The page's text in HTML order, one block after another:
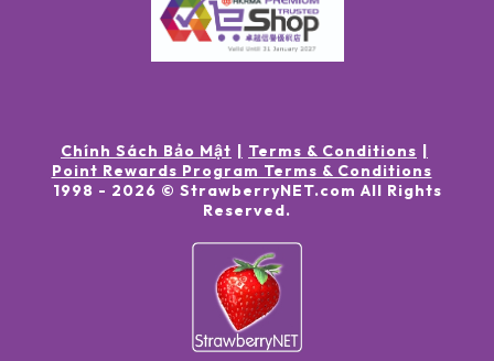
Chính Sách Bảo Mật
Terms & Conditions
Point Rewards Program Terms & Conditions
1998 - 2026 © StrawberryNET.com All Rights
Reserved.